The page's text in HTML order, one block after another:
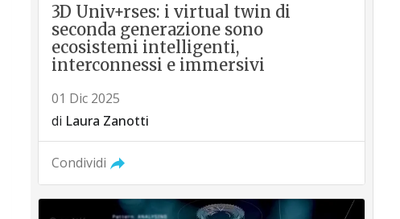
3D Univ+rses: i virtual twin di
seconda generazione sono
ecosistemi intelligenti,
interconnessi e immersivi
01 Dic 2025
di Laura Zanotti
Condividi